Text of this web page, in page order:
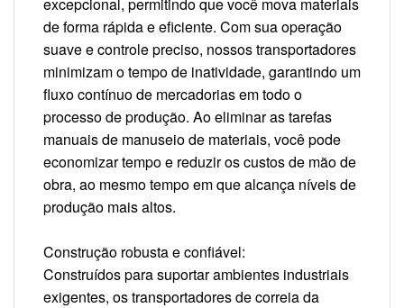
de forma rápida e eficiente. Com sua operação
suave e controle preciso, nossos transportadores
minimizam o tempo de inatividade, garantindo um
fluxo contínuo de mercadorias em todo o
processo de produção. Ao eliminar as tarefas
manuais de manuseio de materiais, você pode
economizar tempo e reduzir os custos de mão de
obra, ao mesmo tempo em que alcança níveis de
produção mais altos.
Construção robusta e confiável:
Construídos para suportar ambientes industriais
exigentes, os transportadores de correia da